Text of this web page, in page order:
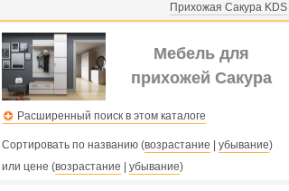
Прихожая Сакура KDS
Мебель для
прихожей Сакура
Расширенный поиск в этом каталоге
Сортировать по названию (возрастание убывание)
или цене (возрастание убывание)